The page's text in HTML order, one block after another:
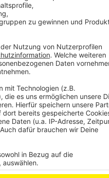
auf die A57 nach Krefeld,
auf die A1 nach Dortmund
auf die A1 nach Koblenz.
Köln-Nord weiterhin
die A57 nach Krefeld und
Anschlussstelle Köln-Niehl.
ausweichen.
beziehungsweise über die
Koblenz ab dem
und A4 (Fahrtrichtung
wird empfohlen, ab dem
die A3 (Fahrtrichtung